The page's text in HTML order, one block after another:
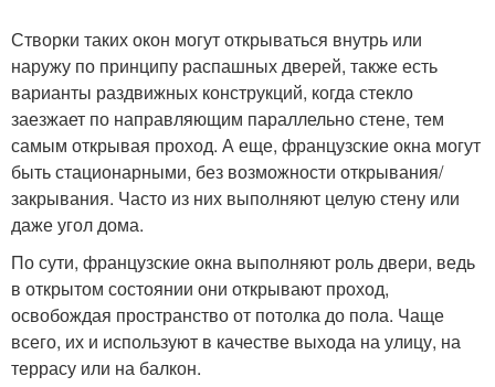
Створки таких окон могут открываться внутрь или
наружу по принципу распашных дверей, также есть
варианты раздвижных конструкций, когда стекло
заезжает по направляющим параллельно стене, тем
самым открывая проход. А еще, французские окна могут
быть стационарными, без возможности открывания/
закрывания. Часто из них выполняют целую стену или
даже угол дома.
По сути, французские окна выполняют роль двери, ведь
в открытом состоянии они открывают проход,
освобождая пространство от потолка до пола. Чаще
всего, их и используют в качестве выхода на улицу, на
террасу или на балкон.